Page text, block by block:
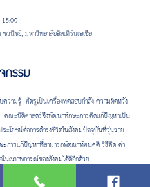
วนิชย์, มหาวิทยาลัยอีสเทิร์นเอเชีย
กรรม
วามรู้  ศัตรูเป็นเครื่องทดสอบกำลัง ความผิดหวัง
คณะนิติศาสตร์จึงพัฒนาทักษะการคิดแก้ปัญหาเป็น
ะโยชน์ต่อการดำรงชีวิตในสังคมปัจจุบันที่วุ่นวาย
ะการแก้ปัญหาที่สามารถพัฒนาทัศนคติ วิธีคิด ค่า
นสภาพการณ์ของสังคมได้ดีอีกด้วย
เท่านั้นนะครับ  คนที่ 31 เป็นต้นไป กรุณา